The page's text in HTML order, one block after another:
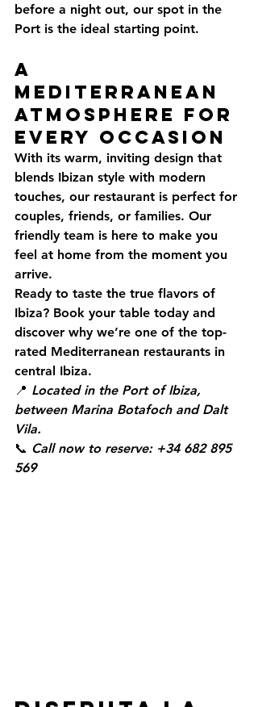
before a night out, our spot in the
Port is the ideal starting point.
A
Mediterranean
Atmosphere for
Every Occasion
With its warm, inviting design that
blends Ibizan style with modern
touches, our restaurant is perfect for
couples, friends, or families. Our
friendly team is here to make you
feel at home from the moment you
arrive.
Ready to taste the true flavors of
Ibiza? Book your table today and
discover why we’re one of the top-
rated Mediterranean restaurants in
central Ibiza.
📍 Located in the Port of Ibiza,
between Marina Botafoch and Dalt
Vila.
📞 Call now to reserve: +34 682 895
569